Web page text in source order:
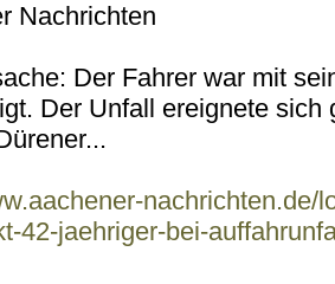
Nachrichten
Der Fahrer war mit
Der Unfall ereignete sich
nachrichten.de/
42-jaehriger-bei-